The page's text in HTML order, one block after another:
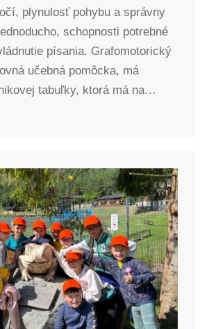
plynulosť pohybu a správny
schopnosti potrebné
písania. Grafomotorický
učebná pomôcka, má
tabuľky, ktorá má na…